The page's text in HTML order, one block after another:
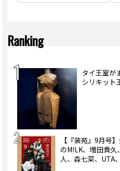
Ranking
タイ王室が
シリキット
【『装苑』9月号
のM!LK、増田貴
人、森七菜、UTA